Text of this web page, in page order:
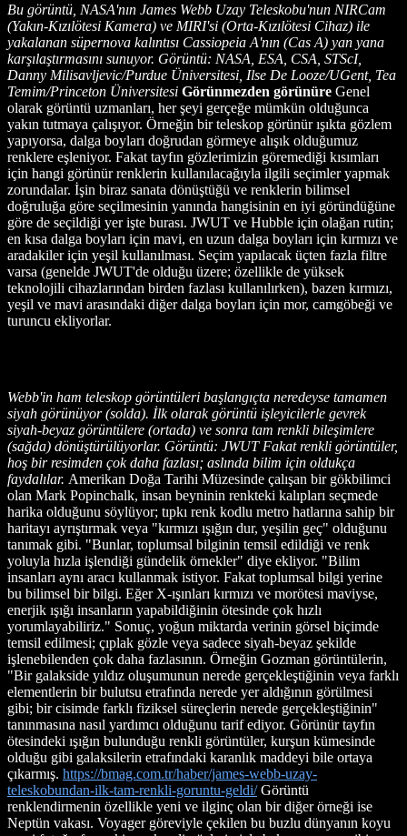
Bu görüntü, NASA'nın James Webb Uzay Teleskobu'nun NIRCam
(Yakın-Kızılötesi Kamera) ve MIRI'si (Orta-Kızılötesi Cihaz) ile
yakalanan süpernova kalıntısı Cassiopeia A'nın (Cas A) yan yana
karşılaştırmasını sunuyor. Görüntü: NASA, ESA, CSA, STScI,
Danny Milisavljevic/Purdue Üniversitesi, Ilse De Looze/UGent, Tea
Temim/Princeton Üniversitesi Görünmezden görünüre Genel
olarak görüntü uzmanları, her şeyi gerçeğe mümkün olduğunca
yakın tutmaya çalışıyor. Örneğin bir teleskop görünür ışıkta gözlem
yapıyorsa, dalga boyları doğrudan görmeye alışık olduğumuz
renklere eşleniyor. Fakat tayfın gözlerimizin göremediği kısımları
için hangi görünür renklerin kullanılacağıyla ilgili seçimler yapmak
zorundalar. İşin biraz sanata dönüştüğü ve renklerin bilimsel
doğruluğa göre seçilmesinin yanında hangisinin en iyi göründüğüne
göre de seçildiği yer işte burası. JWUT ve Hubble için olağan rutin;
en kısa dalga boyları için mavi, en uzun dalga boyları için kırmızı ve
aradakiler için yeşil kullanılması. Seçim yapılacak üçten fazla filtre
varsa (genelde JWUT'de olduğu üzere; özellikle de yüksek
teknolojili cihazlarından birden fazlası kullanılırken), bazen kırmızı,
yeşil ve mavi arasındaki diğer dalga boyları için mor, camgöbeği ve
turuncu ekliyorlar.
Webb'in ham teleskop görüntüleri başlangıçta neredeyse tamamen
siyah görünüyor (solda). İlk olarak görüntü işleyicilerle gevrek
siyah-beyaz görüntülere (ortada) ve sonra tam renkli bileşimlere
(sağda) dönüştürülüyorlar. Görüntü: JWUT Fakat renkli görüntüler,
hoş bir resimden çok daha fazlası; aslında bilim için oldukça
faydalılar. Amerikan Doğa Tarihi Müzesinde çalışan bir gökbilimci
olan Mark Popinchalk, insan beyninin renkteki kalıpları seçmede
harika olduğunu söylüyor; tıpkı renk kodlu metro hatlarına sahip bir
haritayı ayrıştırmak veya "kırmızı ışığın dur, yeşilin geç" olduğunu
tanımak gibi. "Bunlar, toplumsal bilginin temsil edildiği ve renk
yoluyla hızla işlendiği gündelik örnekler" diye ekliyor. "Bilim
insanları aynı aracı kullanmak istiyor. Fakat toplumsal bilgi yerine
bu bilimsel bir bilgi. Eğer X-ışınları kırmızı ve morötesi maviyse,
enerjik ışığı insanların yapabildiğinin ötesinde çok hızlı
yorumlayabiliriz." Sonuç, yoğun miktarda verinin görsel biçimde
temsil edilmesi; çıplak gözle veya sadece siyah-beyaz şekilde
işlenebilenden çok daha fazlasının. Örneğin Gozman görüntülerin,
"Bir galakside yıldız oluşumunun nerede gerçekleştiğinin veya farklı
elementlerin bir bulutsu etrafında nerede yer aldığının görülmesi
gibi; bir cisimde farklı fiziksel süreçlerin nerede gerçekleştiğinin"
tanınmasına nasıl yardımcı olduğunu tarif ediyor. Görünür tayfın
ötesindeki ışığın bulunduğu renkli görüntüler, kurşun kümesinde
olduğu gibi galaksilerin etrafındaki karanlık maddeyi bile ortaya
çıkarmış. https://bmag.com.tr/haber/james-webb-uzay-
teleskobundan-ilk-tam-renkli-goruntu-geldi/Görüntü
renklendirmenin özellikle yeni ve ilginç olan bir diğer örneği ise
Neptün vakası. Voyager göreviyle çekilen bu buzlu dünyanın koyu